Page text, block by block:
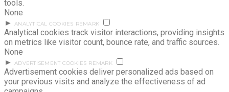
tools.
None
► ANALYTICAL COOKIES REMARK
Analytical cookies track visitor interactions, providing insights
on metrics like visitor count, bounce rate, and traffic sources.
None
► ADVERTISEMENT COOKIES REMARK
Advertisement cookies deliver personalized ads based on
your previous visits and analyze the effectiveness of ad